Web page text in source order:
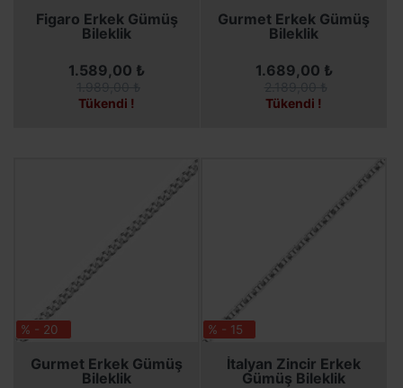
Figaro Erkek Gümüş
Bileklik
SEPETE EKLE
1.589,00 ₺
Tükendi !
Gurmet Erkek Gümüş
Bileklik
SEPETE EKLE
1.689,00 ₺
Tükendi !
% - 20
Gurmet Erkek Gümüş
Bileklik
SEPETE EKLE
% - 15
İtalyan Zincir Erkek
Gümüş Bileklik
SEPETE EKLE